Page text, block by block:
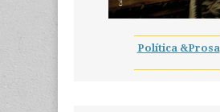
Política &Prosa